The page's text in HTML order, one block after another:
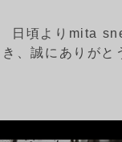
日頃よりmita
き、誠にありが